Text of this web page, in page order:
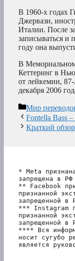
В 1960-х годах
Джервази,
Италии. После
записываться и
году она
В
Кеттеринг в
от лейкемии,
декабря 2006
Рубрики
Мир
Fontella Bass –
Краткий
* Meta
запрещена в РФ
** Facebook
признанной
запрещенной в
*** Instagram
признанной
запрещенной в
**** Вся
носит сугубо
является